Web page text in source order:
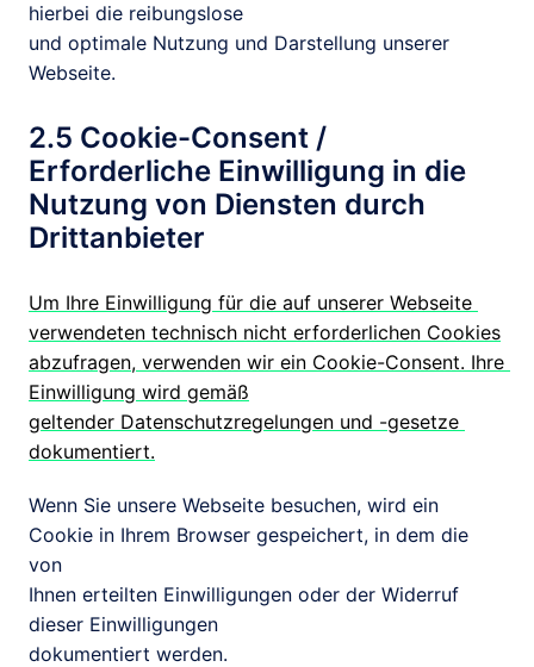
hierbei die reibungslose
und optimale Nutzung und Darstellung unserer
Webseite.
2.5 Cookie-Consent /
Erforderliche Einwilligung in die
Nutzung von Diensten durch
Drittanbieter
Um Ihre Einwilligung für die auf unserer Webseite
verwendeten technisch nicht erforderlichen Cookies
abzufragen, verwenden wir ein Cookie-Consent. Ihre
Einwilligung wird gemäß
geltender Datenschutzregelungen und -gesetze
dokumentiert.
Wenn Sie unsere Webseite besuchen, wird ein
Cookie in Ihrem Browser gespeichert, in dem die
von
Ihnen erteilten Einwilligungen oder der Widerruf
dieser Einwilligungen
dokumentiert werden.